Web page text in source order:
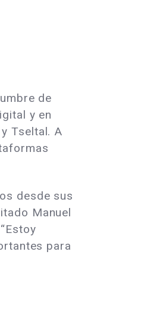
de
y en
Tseltal. A
desde sus
Manuel
para